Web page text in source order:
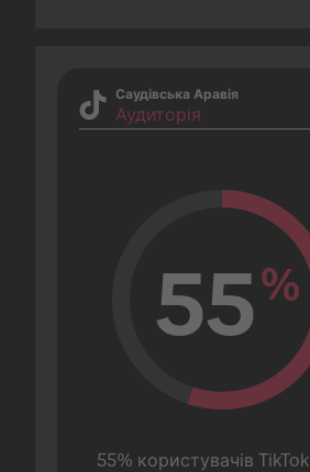
Саудівська Аравія
Аудиторія
55%
55% користувачів TikTok